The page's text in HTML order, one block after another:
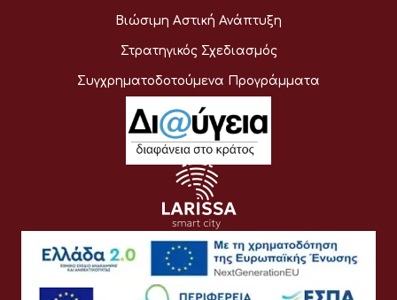
Βιώσιμη Αστική Ανάπτυξη
Στρατηγικός Σχεδιασμός
Συγχρηματοδοτούμενα Προγράμματα